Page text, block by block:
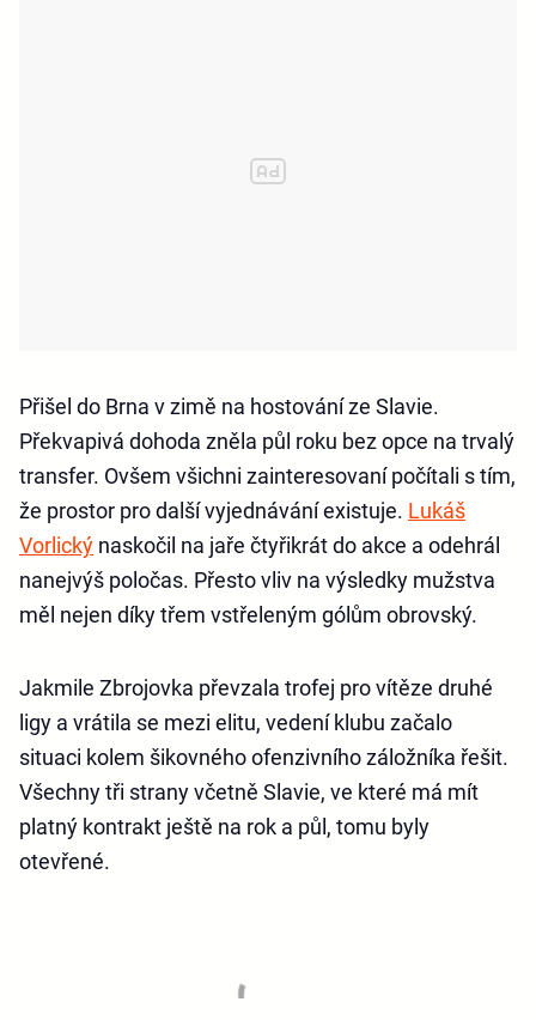
Přišel do Brna v zimě na hostování ze Slavie.
Překvapivá dohoda zněla půl roku bez opce na trvalý
transfer. Ovšem všichni zainteresovaní počítali s tím,
že prostor pro další vyjednávání existuje. Lukáš
Vorlický naskočil na jaře čtyřikrát do akce a odehrál
nanejvýš poločas. Přesto vliv na výsledky mužstva
měl nejen díky třem vstřeleným gólům obrovský.
Jakmile Zbrojovka převzala trofej pro vítěze druhé
ligy a vrátila se mezi elitu, vedení klubu začalo
situaci kolem šikovného ofenzivního záložníka řešit.
Všechny tři strany včetně Slavie, ve které má mít
platný kontrakt ještě na rok a půl, tomu byly
otevřené.